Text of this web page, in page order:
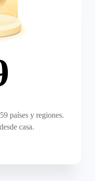
países y regiones.
casa.